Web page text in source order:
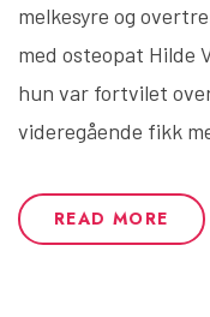
melkesyre og
med osteopat Hilde
hun var fortvilet
videregående fikk
READ MORE